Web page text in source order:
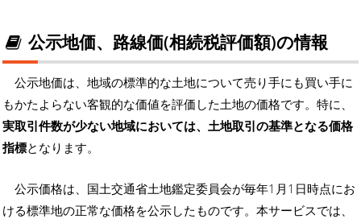
公示地価、路線価(相続税評価額)の情報
公示地価は、地域の標準的な土地について売り手にも買い手に
もかたよらない客観的な価値を評価した土地の価格です。特に、
実取引件数が少ない地域においては、土地取引の基準となる価格
指標となります。
公示価格は、国土交通省土地鑑定委員会が毎年1月1日時点にお
ける標準地の正常な価格を公示したものです。本サービスでは、